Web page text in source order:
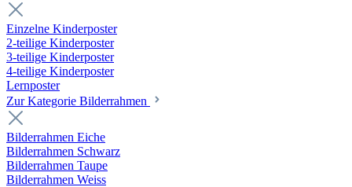
Einzelne Kinderposter
2-teilige Kinderposter
3-teilige Kinderposter
4-teilige Kinderposter
Lernposter
Zur Kategorie Bilderrahmen
Bilderrahmen Eiche
Bilderrahmen Schwarz
Bilderrahmen Taupe
Bilderrahmen Weiss